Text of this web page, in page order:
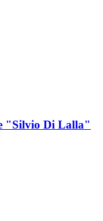
"Silvio Di Lalla"